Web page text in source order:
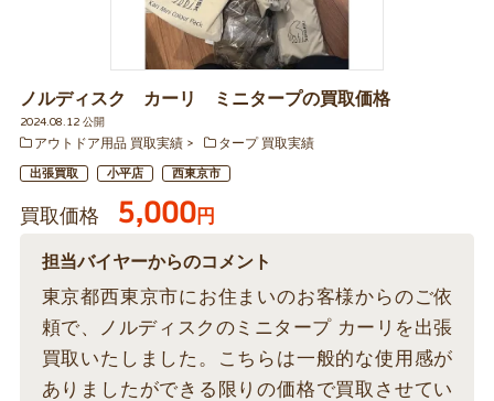
ノルディスク カーリ ミニタープの買取価格
2024.08.12 公開
アウトドア用品 買取実績
タープ 買取実績
出張買取 小平店 西東京市
買取価格 5,000円
担当バイヤーからのコメント
東京都西東京市にお住まいのお客様からのご依
頼で、ノルディスクのミニタープ カーリを出張
買取いたしました。こちらは一般的な使用感が
ありましたができる限りの価格で買取させてい